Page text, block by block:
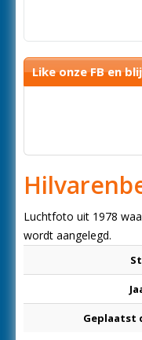
Like onze FB en
Luchtfoto uit 1978
wordt aangelegd.
Geplaatst